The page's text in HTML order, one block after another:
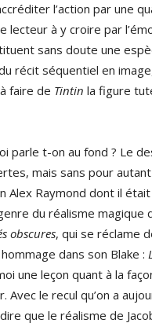
l’action par une
lecteur à y croire par
sans doute une
récit séquentiel en
faire de Tintin la figure
parle t-on au fond ? Le
mais sans pour
Alex Raymond dont il
du réalisme magique
obscures, qui se réclame
dans son Blake :
une leçon quant à la
Avec le recul qu’on a
que le réalisme de